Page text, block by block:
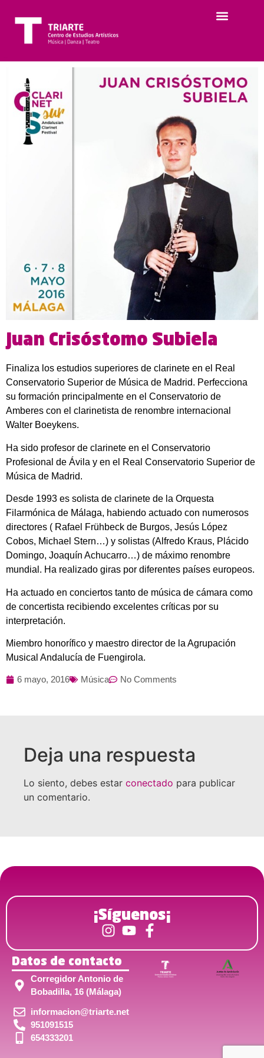
Juan Crisóstomo Subiela
Finaliza los estudios superiores de clarinete en el Real
Conservatorio Superior de Música de Madrid. Perfecciona
su formación principalmente en el Conservatorio de
Amberes con el clarinetista de renombre internacional
Walter Boeykens.
Ha sido profesor de clarinete en el Conservatorio
Profesional de Ávila y en el Real Conservatorio Superior de
Música de Madrid.
Desde 1993 es solista de clarinete de la Orquesta
Filarmónica de Málaga, habiendo actuado con numerosos
directores ( Rafael Frühbeck de Burgos, Jesús López
Cobos, Michael Stern…) y solistas (Alfredo Kraus, Plácido
Domingo, Joaquín Achucarro…) de máximo renombre
mundial. Ha realizado giras por diferentes países europeos.
Ha actuado en conciertos tanto de música de cámara como
de concertista recibiendo excelentes críticas por su
interpretación.
Miembro honorífico y maestro director de la Agrupación
Musical Andalucía de Fuengirola.
6 mayo, 2016 Música No Comments
Deja una respuesta
Lo siento, debes estar conectado para publicar
un comentario.
¡Síguenos¡
Datos de contacto
Corregidor Antonio de
Bobadilla, 16 (Málaga)
informacion@triarte.net
951091515
654333201